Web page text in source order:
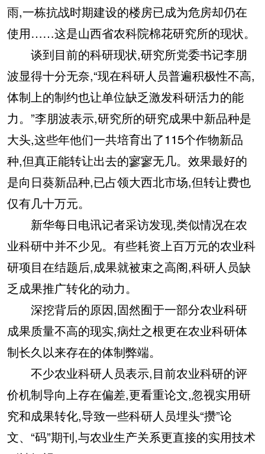
雨,一栋抗战时期建设的楼房已成为危房却仍在
使用……这是山西省农科院棉花研究所的现状。
谈到目前的科研现状,研究所党委书记李朋
波显得十分无奈,“现在科研人员普遍积极性不高,
体制上的制约也让单位缺乏激发科研活力的能
力。”李朋波表示,研究所的研究成果中新品种是
大头,这些年他们一共培育出了115个作物新品
种,但真正能转让出去的寥寥无几。效果最好的
是向日葵新品种,已占领大西北市场,但转让费也
仅有几十万元。
新华每日电讯记者采访发现,类似情况在农
业科研中并不少见。有些耗资上百万元的农业科
研项目在结题后,成果就被束之高阁,科研人员缺
乏成果推广转化的动力。
深挖背后的原因,固然囿于一部分农业科研
成果质量不高的现实,病灶之根更在农业科研体
制长久以来存在的体制弊端。
不少农业科研人员表示,目前农业科研的评
价机制导向上存在偏差,更看重论文,忽视实用研
究和成果转化,导致一些科研人员埋头“攒”论
文、“码”期刊,与农业生产关系更直接的实用技术